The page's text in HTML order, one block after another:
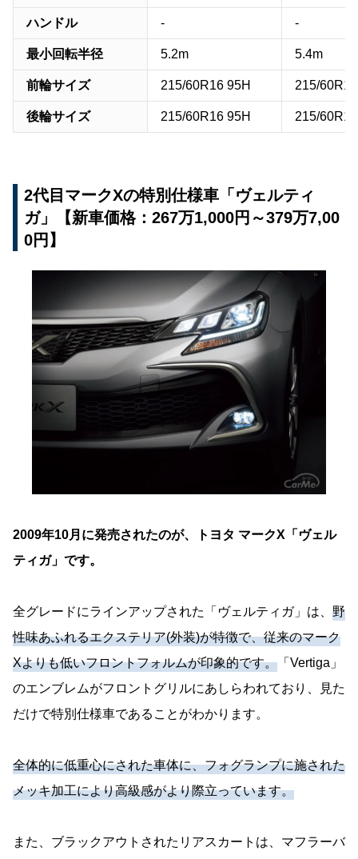
ハンドル - -
最小回転半径 5.2m 5.4m
前輪サイズ 215/60R16 95H 215/
後輪サイズ 215/60R16 95H 215/
2代目マークXの特別仕様車「ヴェルティ
ガ」【新車価格：267万1,000円～379万7,00
0円】
2009年10月に発売されたのが、トヨタ マークX「ヴェル
ティガ」です。
全グレードにラインアップされた「ヴェルティガ」は、 野
性味あふれるエクステリア(外装)が特徴で、従来のマーク
Xよりも低いフロントフォルムが印象的です。 「Vertiga」
のエンブレムがフロントグリルにあしらわれており、見た
だけで特別仕様車であることがわかります。
全体的に低重心にされた車体に、フォグランプに施された
メッキ加工により高級感がより際立っています。
また、ブラックアウトされたリアスカートは、マフラーバ